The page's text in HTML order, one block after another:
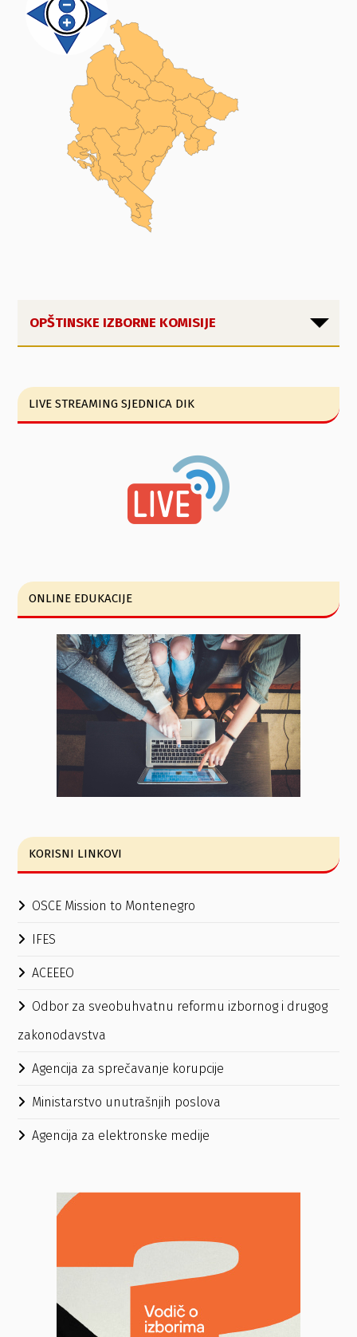
OPŠTINSKE IZBORNE KOMISIJE
LIVE STREAMING SJEDNICA DIK
ONLINE EDUKACIJE
KORISNI LINKOVI
OSCE Mission to Montenegro
IFES
ACEEEO
Odbor za sveobuhvatnu reformu izbornog i drugog
zakonodavstva
Agencija za sprečavanje korupcije
Ministarstvo unutrašnjih poslova
Agencija za elektronske medije